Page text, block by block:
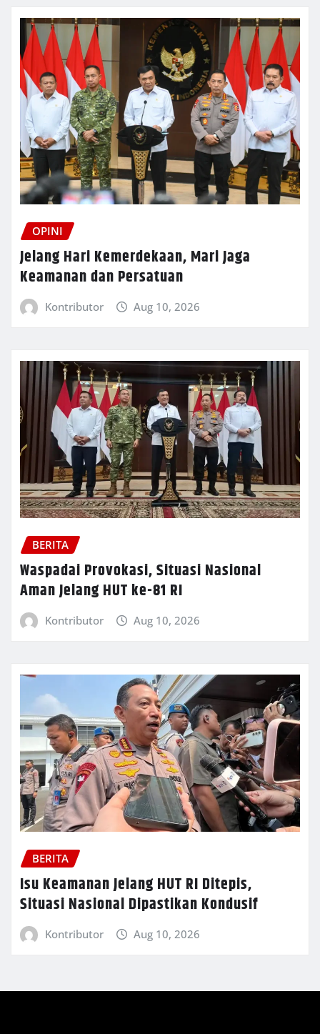
OPINI
Jelang Hari Kemerdekaan, Mari Jaga
Keamanan dan Persatuan
Kontributor Aug 10, 2026
BERITA
Waspadai Provokasi, Situasi Nasional
Aman Jelang HUT ke-81 RI
Kontributor Aug 10, 2026
BERITA
Isu Keamanan Jelang HUT RI Ditepis,
Situasi Nasional Dipastikan Kondusif
Kontributor Aug 10, 2026